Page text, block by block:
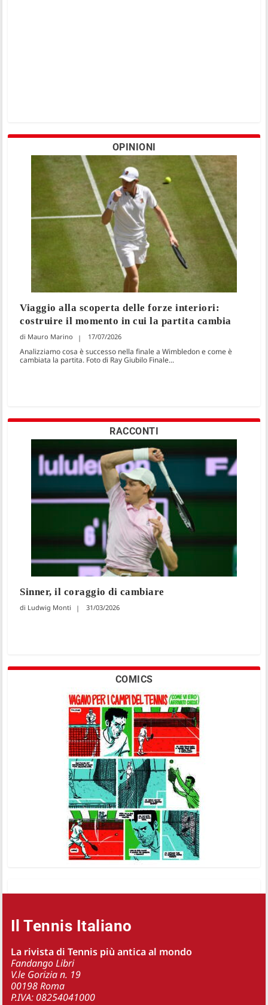
OPINIONI
Viaggio alla scoperta delle forze interiori:
costruire il momento in cui la partita cambia
Mauro Marino 17/07/2026
Analizziamo cosa è successo nella finale a Wimbledon e come è
cambiata la partita. Foto di Ray Giubilo Finale...
RACCONTI
Sinner, il coraggio di cambiare
Ludwig Monti 31/03/2026
COMICS
Il Tennis Italiano
La rivista di Tennis più antica al mondo
Fandango Libri
V.le Gorizia n. 19
00198 Roma
P.IVA: 08254041000